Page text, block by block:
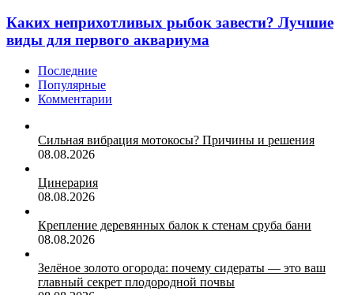
Каких неприхотливых рыбок завести? Лучшие
виды для первого аквариума
Последние
Популярные
Комментарии
Сильная вибрация мотокосы? Причины и решения
08.08.2026
Цинерария
08.08.2026
Крепление деревянных балок к стенам сруба бани
08.08.2026
Зелёное золото огорода: почему сидераты — это ваш
главный секрет плодородной почвы